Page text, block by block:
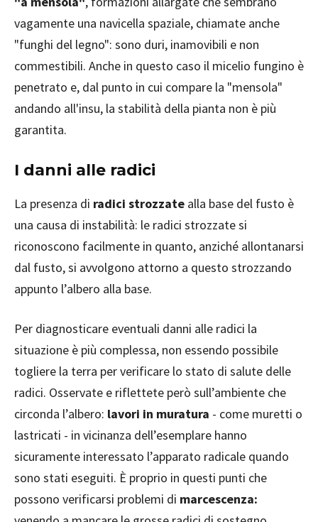
vagamente una navicella spaziale, chiamate anche
"funghi del legno": sono duri, inamovibili e non
commestibili. Anche in questo caso il micelio fungino è
penetrato e, dal punto in cui compare la "mensola"
andando all'insu, la stabilità della pianta non è più
garantita.
I danni alle radici
La presenza di radici strozzate alla base del fusto è
una causa di instabilità: le radici strozzate si
riconoscono facilmente in quanto, anziché allontanarsi
dal fusto, si avvolgono attorno a questo strozzando
appunto l’albero alla base.
Per diagnosticare eventuali danni alle radici la
situazione è più complessa, non essendo possibile
togliere la terra per verificare lo stato di salute delle
radici. Osservate e riflettete però sull’ambiente che
circonda l’albero: lavori in muratura - come muretti o
lastricati - in vicinanza dell’esemplare hanno
sicuramente interessato l’apparato radicale quando
sono stati eseguiti. È proprio in questi punti che
possono verificarsi problemi di marcescenza: